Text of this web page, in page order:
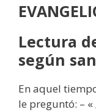
Lectura
según
En aquel
le preguntó: –